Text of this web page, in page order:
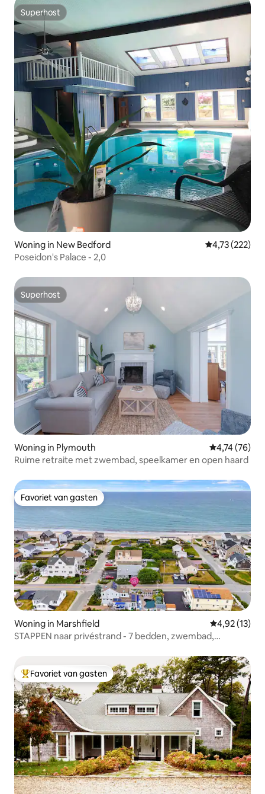
Superhost
Superhost
Woning in New Bedford Gemiddelde
4,73 (222)
Poseidon's Palace - 2,0
Superhost
Superhost
Woning in Plymouth Gemiddelde
4,74 (76)
Ruime retraite met zwembad, speelkamer en open haard
Favoriet van gasten
Favoriet van gasten
Woning in Marshfield Gemiddelde
4,92 (13)
STAPPEN naar privéstrand - 7 bedden, zwembad,
Topfavoriet van gasten
Favoriet van gasten